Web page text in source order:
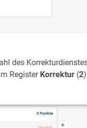
des
Register Korrektur (2